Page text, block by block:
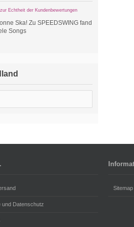
Echtheit der Kundenbewertungen
Ska! Zu SPEEDSWING fand
Songs
und Datenschutz
Sitemap